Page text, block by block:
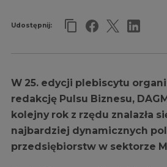
Udostępnij:
W 25. edycji plebiscytu
redakcję Pulsu Biznesu,
kolejny rok z rzędu znalazła
najbardziej dynamicznych
przedsiębiorstw w sektorze